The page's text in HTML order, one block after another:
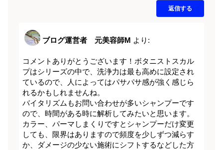
返信する
ブログ運営者 元美容師M より:
コメントありがとうございます！ボタニストスカル
プはシリーズの中で、洗浄力は最も高めに設定され
ているので、人によってはパサパサ感が強く感じら
れるかもしれませんね。
バイタリズムもお問い合わせが多いシャンプーです
ので、時間がある時に解析してみたいと思います。
カラー、パーマしまくりですとシャンプーだけ変更
しても、限界はありますので頻度を少しずつ減らす
か、ダメージの少ない施術にシフトするなどした方